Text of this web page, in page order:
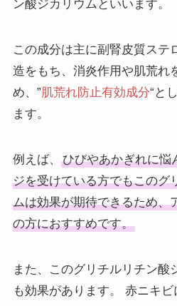
ン酸ジカリウムといいます。
この成分は主に副腎皮質ステ
造をもち、消炎作用や肌荒れ
め、” 肌荒れ防止有効成分“と
ます。
例えば、
ひびやあかぎれに悩
ジを受けている方でもこのグ
ムは効果が期待できるため、
の方におすすめです。
また、このグリチルリチン酸
も効果があります。 赤ニキ